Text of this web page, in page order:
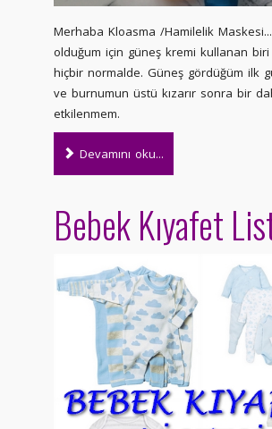
Merhaba Kloasma /Hamilelik
olduğum için güneş kremi kullanan biri
hiçbir normalde. Güneş gördüğüm ilk
ve burnumun üstü kızarır sonra bir
etkilenmem.
Devamını oku...
Bebek Kıyafet